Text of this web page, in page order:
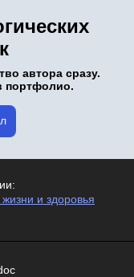
автора сразу.
портфолио.
и здоровья